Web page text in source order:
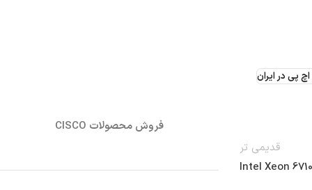
پی در ایران
قدیمی تر
Intel Xeon
فروش محصولات CISCO